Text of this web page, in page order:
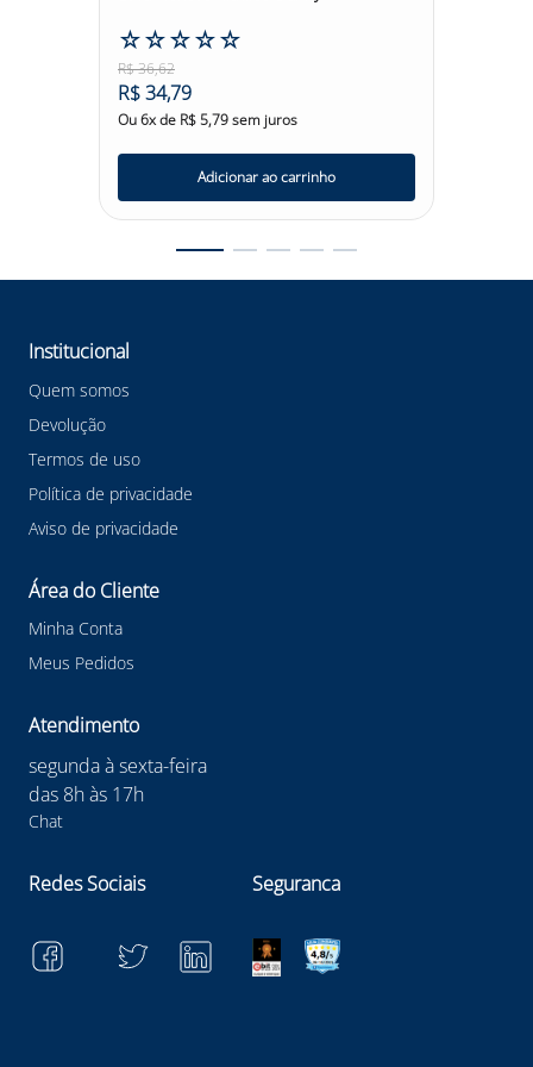
☆☆☆☆☆
R$36,62
R$34,79
Ou6x de R$5,79sem juros
Adicionar ao carrinho
Institucional
Quem somos
Devolução
Termos de uso
Política de privacidade
Aviso de privacidade
Área do Cliente
Minha Conta
Meus Pedidos
Atendimento
segunda à sexta-feira
das 8h às 17h
Chat
Redes Sociais Seguranca